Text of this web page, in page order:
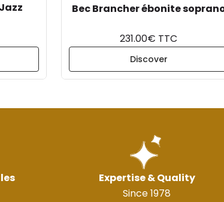
Bec Brancher ébonite
231.00€ TTC
Discover
Expertise & Quality
Since 1978